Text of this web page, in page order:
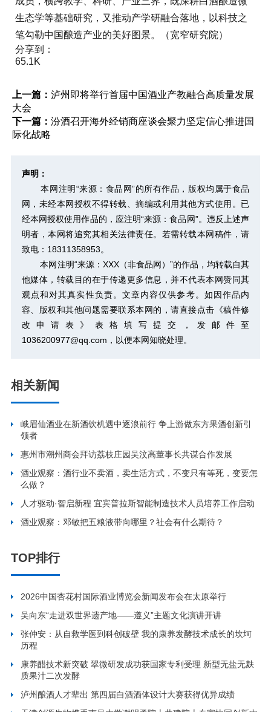
生态学等基础研究，又推动产学研融合落地，以科技之
笔勾勒中国酿造产业的美好图景。（宽窄研究院）
分享到：
65.1K
上一篇： 泸州即将举行首届中国酒业产教融合高质量发展
大会
下一篇： 汾酒召开海外经销商座谈会聚力坚定信心推进国
际化战略
声明：
本网注明“来源：食品网”的所有作品，版权均属于食品
网，未经本网授权不得转载、摘编或利用其他方式使用。已
经本网授权使用作品的，应注明“来源：食品网”。违反上述声
明者，本网将追究其相关法律责任。若需转载本网稿件，请
致电：18311358953。
本网注明“来源：XXX（非食品网）”的作品，均转载自其
他媒体，转载目的在于传递更多信息，并不代表本网赞同其
观点和对其真实性负责。文章内容仅供参考。如因作品内
容、版权和其他问题需要联系本网的，请直接点击 《稿件修
改申请表》 表格填写提交，发邮件至
1036200977@qq.com，以便本网知晓处理。
相关新闻
峨眉仙酒业在新酒饮机遇中逐浪前行 争上游做东方果酒创新引
领者
惠州市潮州商会拜访荔枝庄园吴汶高董事长共谋合作发展
酒业观察：酒行业不卖酒，卖生活方式，不变只有等死，变要怎
么做？
人才驱动·智启新程 宜宾普拉斯智能制造技术人员培养工作启动
酒业观察：邓敏把五粮液带向哪里？社会有什么期待？
TOP排行
2026中国杏花村国际酒业博览会新闻发布会在太原举行
吴向东“走进双世界遗产地——遵义”主题文化演讲开讲
张仲安：从自救学医到科创破壁 我的康养发酵技术成长的坎坷
历程
康养醋技术新突破 翠微研发成功获国家专利受理 新型无盐无麸
质果汁二次发酵
泸州酿酒人才辈出 第四届白酒酒体设计大赛获得优异成绩